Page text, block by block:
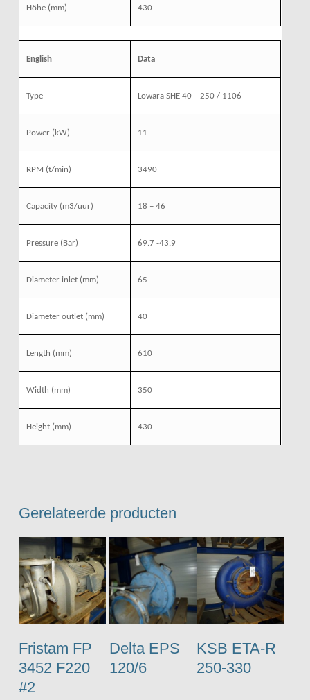
Höhe (mm) 430
English Data
Type Lowara SHE 40 – 250 / 1106
Power (kW) 11
RPM (t/min) 3490
Capacity (m3/uur) 18 – 46
Pressure (Bar) 69.7 -43.9
Diameter inlet (mm) 65
Diameter outlet (mm) 40
Length (mm) 610
Width (mm) 350
Height (mm) 430
Gerelateerde producten
Fristam FP
3452 F220
#2
Delta EPS
120/6
KSB ETA-R
250-330